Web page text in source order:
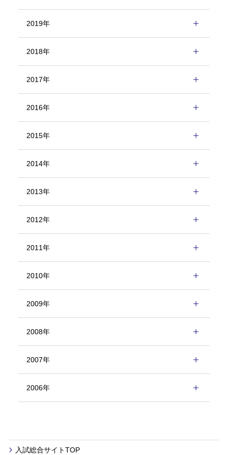
2019年
2018年
2017年
2016年
2015年
2014年
2013年
2012年
2011年
2010年
2009年
2008年
2007年
2006年
入試総合サイトTOP